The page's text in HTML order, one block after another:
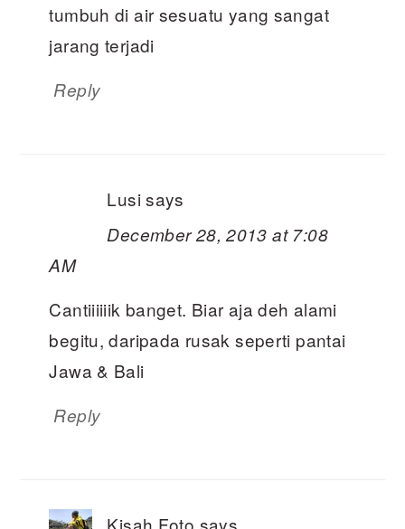
tumbuh di air sesuatu yang sangat
jarang terjadi
Reply
Lusi says
December 28, 2013 at 7:08
AM
Cantiiiiiik banget. Biar aja deh alami
begitu, daripada rusak seperti pantai
Jawa & Bali
Reply
Kisah Foto says